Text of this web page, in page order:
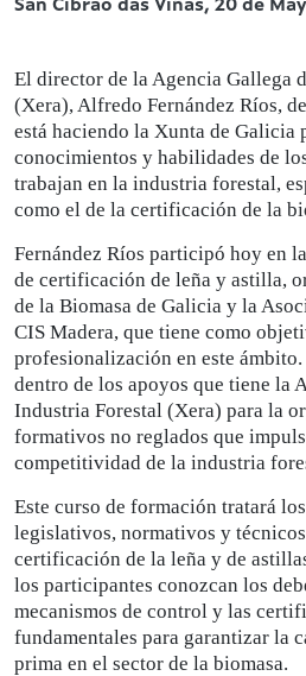
San Cibrao das Viñas, 20 de
El director de la Agencia Gallega
(Xera), Alfredo Fernández Ríos,
está haciendo la Xunta de Galicia
conocimientos y habilidades de
trabajan en la industria forestal,
como el de la certificación de la
Fernández Ríos participó hoy en
de certificación de leña y astilla,
de la Biomasa de Galicia y la
CIS Madera, que tiene como
profesionalización en este
dentro de los apoyos que tiene la
Industria Forestal (Xera) para la
formativos no reglados que
competitividad de la industria
Este curso de formación tratará
legislativos, normativos y
certificación de la leña y de
los participantes conozcan los
mecanismos de control y las
fundamentales para garantizar la
prima en el sector de la biomasa.